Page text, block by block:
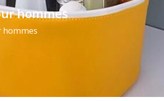
hommes
hommes